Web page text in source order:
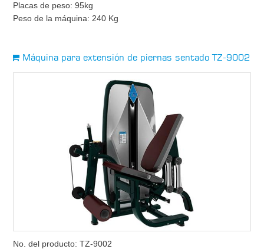
Placas de peso: 95kg
Peso de la máquina: 240 Kg
Máquina para extensión de piernas sentado TZ-9002
No. del producto: TZ-9002